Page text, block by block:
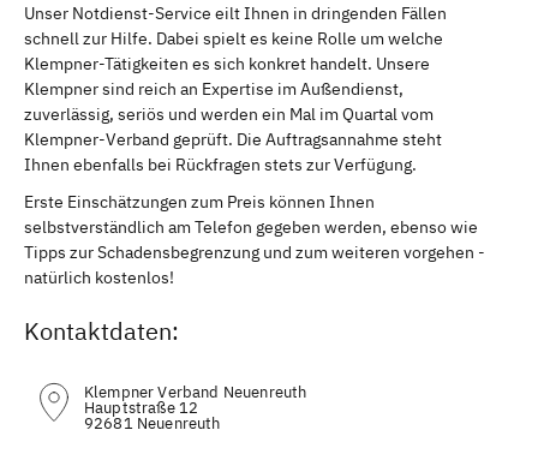
Unser Notdienst-Service eilt Ihnen in dringenden Fällen
schnell zur Hilfe. Dabei spielt es keine Rolle um welche
Klempner-Tätigkeiten es sich konkret handelt. Unsere
Klempner sind reich an Expertise im Außendienst,
zuverlässig, seriös und werden ein Mal im Quartal vom
Klempner-Verband geprüft. Die Auftragsannahme steht
Ihnen ebenfalls bei Rückfragen stets zur Verfügung.
Erste Einschätzungen zum Preis können Ihnen
selbstverständlich am Telefon gegeben werden, ebenso wie
Tipps zur Schadensbegrenzung und zum weiteren vorgehen -
natürlich kostenlos!
Kontaktdaten:
Klempner Verband Neuenreuth
Hauptstraße 12
92681 Neuenreuth